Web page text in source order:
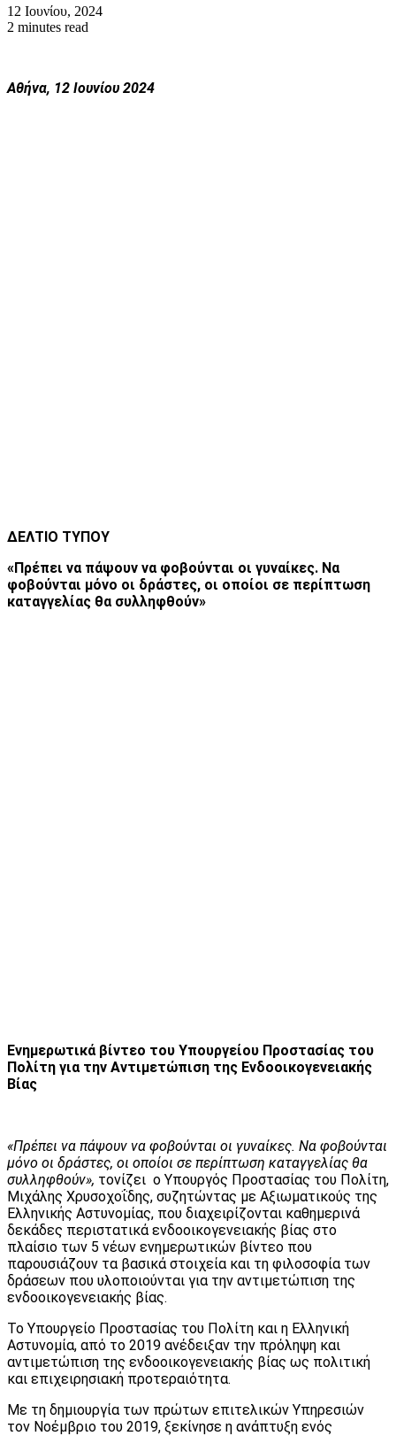
12 Ιουνίου, 2024
2 minutes read
Αθήνα, 12 Ιουνίου 2024
ΔΕΛΤΙΟ ΤΥΠΟΥ
«Πρέπει να πάψουν να φοβούνται οι γυναίκες. Να
φοβούνται μόνο οι δράστες, οι οποίοι σε περίπτωση
καταγγελίας θα συλληφθούν»
Ενημερωτικά βίντεο του Υπουργείου Προστασίας του
Πολίτη για την Αντιμετώπιση της Ενδοοικογενειακής
Βίας
«Πρέπει να πάψουν να φοβούνται οι γυναίκες. Να φοβούνται
μόνο οι δράστες, οι οποίοι σε περίπτωση καταγγελίας θα
συλληφθούν», τονίζει ο Υπουργός Προστασίας του Πολίτη,
Μιχάλης Χρυσοχοΐδης, συζητώντας με Αξιωματικούς της
Ελληνικής Αστυνομίας, που διαχειρίζονται καθημερινά
δεκάδες περιστατικά ενδοοικογενειακής βίας στο
πλαίσιο των 5 νέων ενημερωτικών βίντεο που
παρουσιάζουν τα βασικά στοιχεία και τη φιλοσοφία των
δράσεων που υλοποιούνται για την αντιμετώπιση της
ενδοοικογενειακής βίας.
Το Υπουργείο Προστασίας του Πολίτη και η Ελληνική
Αστυνομία, από το 2019 ανέδειξαν την πρόληψη και
αντιμετώπιση της ενδοοικογενειακής βίας ως πολιτική
και επιχειρησιακή προτεραιότητα.
Με τη δημιουργία των πρώτων επιτελικών Υπηρεσιών
τον Νοέμβριο του 2019, ξεκίνησε η ανάπτυξη ενός